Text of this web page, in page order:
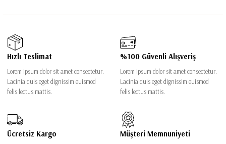
Hızlı Teslimat
Lorem ipsum dolor sit amet consectetur.
Lacinia duis eget dignissim euismod
felis lectus mattis.
%100 Güvenli Alışveriş
Lorem ipsum dolor sit amet consectetur.
Lacinia duis eget dignissim euismod
felis lectus mattis.
Ücretsiz Kargo Müşteri Memnuniyeti